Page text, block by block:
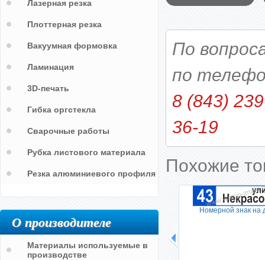
По
по
8 (843)
36-19
Похожие
Номерной знак на
Лазерная резка
Плоттерная резка
Вакуумная формовка
Ламинация
3D-печать
Гибка оргстекла
Сварочные работы
Рубка листового материала
Резка алюминиевого профиля
О производителе
Материалы используемые в
производстве